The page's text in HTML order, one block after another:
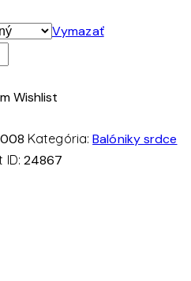
Vymazať
Wishlist
008 Kategória:Balóniky srdce
ID: 24867